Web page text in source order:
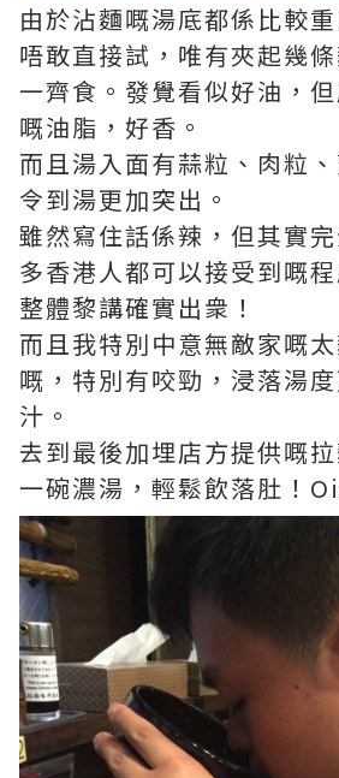
由於沾麵嘅湯底都係比較
唔敢直接試，唯有夾起幾
一齊食。發覺看似好油，
嘅油脂，好香。
而且湯入面有蒜粒、肉粒、
令到湯更加突出。
雖然寫住話係辣，但其實
多香港人都可以接受到嘅程
整體黎講確實出衆！
而且我特別中意無敵家嘅
嘅，特別有咬勁，浸落湯
汁。
去到最後加埋店方提供嘅
一碗濃湯，輕鬆飲落肚！